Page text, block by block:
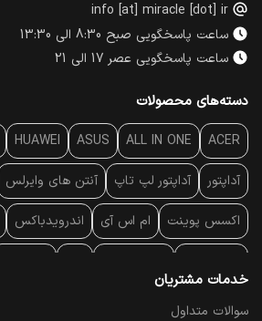
info [at] miracle [dot] ir
ساعت پاسخگویی صبح 8:30 الی 13:30
ساعت پاسخگویی عصر 17 الی 21
دسته‌های محصولات
ACER
ALL IN ONE
ASUS
HUAWEI
آداپتور آداپتور لپ تاپ آنتن‌ های وایرلس
اکسس پوینت ام اس آی اندرویدباکس
پایه سقفی
خدمات مشتریان
سوالات متداول